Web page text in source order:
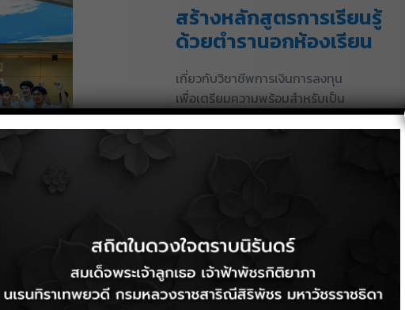
สร้างหลักสูตรการเรียนรู้
ด้วยตำรานอกห้องเรียน
เกี่ยวกับวิชาชีพการเงินการลงทุน
เพื่อเตรียมความพร้อมสำหรับเป็น
ทรัพยากรบุคคลที่โดดเด่นในด้านความรู้
ที่มีคุณภาพ
สามารถเข้าถึงกลุ่มเป้าหมายที่เป็นเยาวชน นิสิต
นักศึกษา ซึ่งมีความสนใจประกอบวิชาชีพด้าน